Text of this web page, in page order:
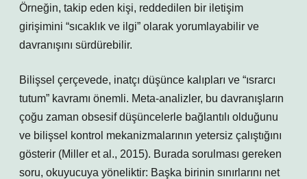
Örneğin, takip eden kişi, reddedilen bir iletişim
girişimini “sıcaklık ve ilgi” olarak yorumlayabilir ve
davranışını sürdürebilir.
Bilişsel çerçevede, inatçı düşünce kalıpları ve “ısrarcı
tutum” kavramı önemli. Meta-analizler, bu davranışların
çoğu zaman obsesif düşüncelerle bağlantılı olduğunu
ve bilişsel kontrol mekanizmalarının yetersiz çalıştığını
gösterir (Miller et al., 2015). Burada sorulması gereken
soru, okuyucuya yöneliktir: Başka birinin sınırlarını net